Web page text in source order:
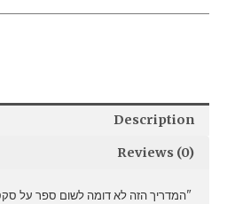
Description
Reviews (0)
"המדריך הזה לא דומה לשום ספר על